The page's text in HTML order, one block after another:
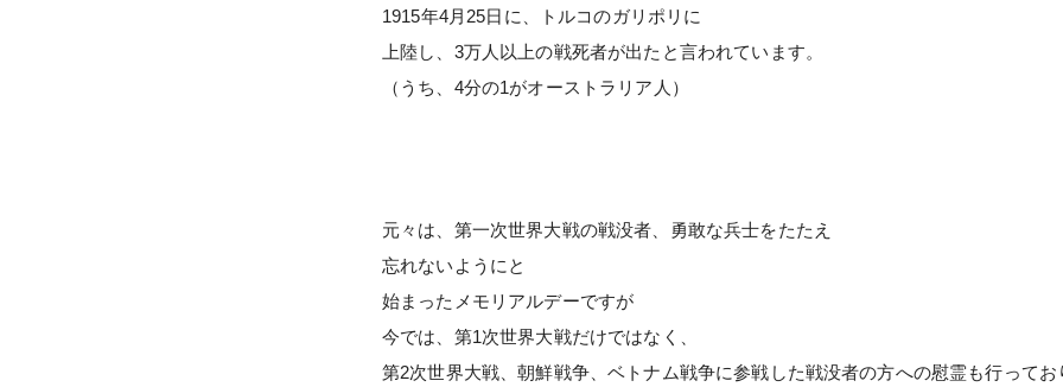
1915年4月25日に、トルコのガリポリに
上陸し、3万人以上の戦死者が出たと言われています。
（うち、4分の1がオーストラリア人）
元々は、第一次世界大戦の戦没者、勇敢な兵士をたたえ
忘れないようにと
始まったメモリアルデーですが
今では、第1次世界大戦だけではなく、
第2次世界大戦、朝鮮戦争、ベトナム戦争に参戦した戦没者の方への慰霊も行ってお